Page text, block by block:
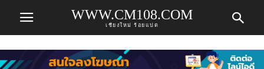
WWW.CM108.COM
เชียงใหม่ ร้อยแปด